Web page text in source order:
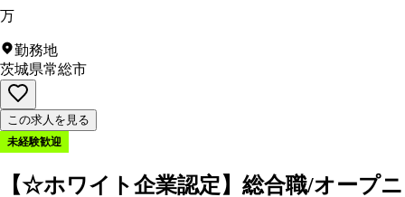
万
勤務地
茨城県常総市
この求人を見る
未経験歓迎
【☆ホワイト企業認定】総合職/オープニ